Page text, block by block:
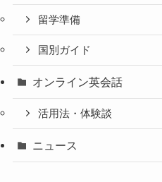
留学準備
国別ガイド
オンライン英会話
活用法・体験談
ニュース